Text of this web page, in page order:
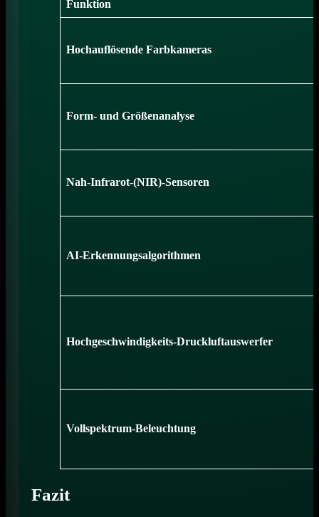
Funktion
Hochauflösende Farbkameras
Form- und Größenanalyse
Nah-Infrarot-(NIR)-Sensoren
AI-Erkennungsalgorithmen
Hochgeschwindigkeits-Druckluftauswerfer
Vollspektrum-Beleuchtung
Fazit